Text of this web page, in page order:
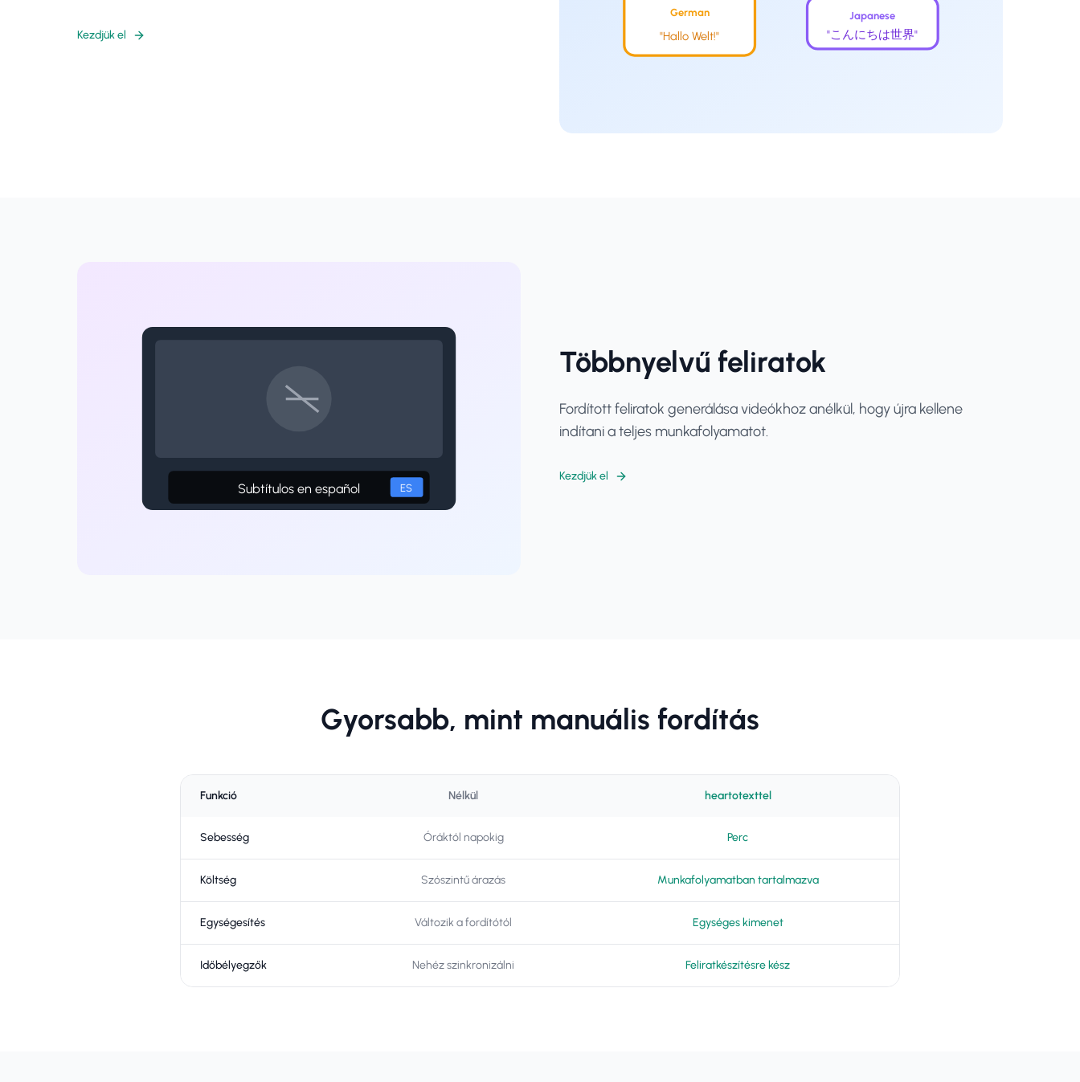
Kezdjük el
German
"Hallo Welt!"
Japanese
"こんにちは世界"
Többnyelvű feliratok
Fordított feliratok generálása videókhoz anélkül, hogy újra kellene
indítani a teljes munkafolyamatot.
Kezdjük el
Subtítulos en español ES
Gyorsabb, mint manuális fordítás
Funkció Nélkül heartotexttel
Sebesség Óráktól napokig Perc
Költség Szószintű árazás Munkafolyamatban tartalmazva
Egységesítés Változik a fordítótól Egységes kimenet
Időbélyegzők Nehéz szinkronizálni Feliratkészítésre kész